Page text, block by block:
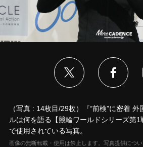
（写真 : 14枚目/29枚）『“前検”に密着
ルは何を語る【競輪ワールドシリーズ第1
で使用されている写真。
画像の無断転載・使用は禁止します。写真提供につ